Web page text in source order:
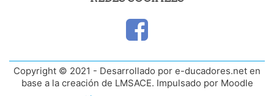
Copyright © 2021 - Desarrollado por e-ducadores.net en
base a la creación de LMSACE. Impulsado por Moodle